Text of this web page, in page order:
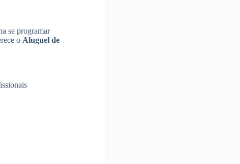
se programar
o Aluguel de